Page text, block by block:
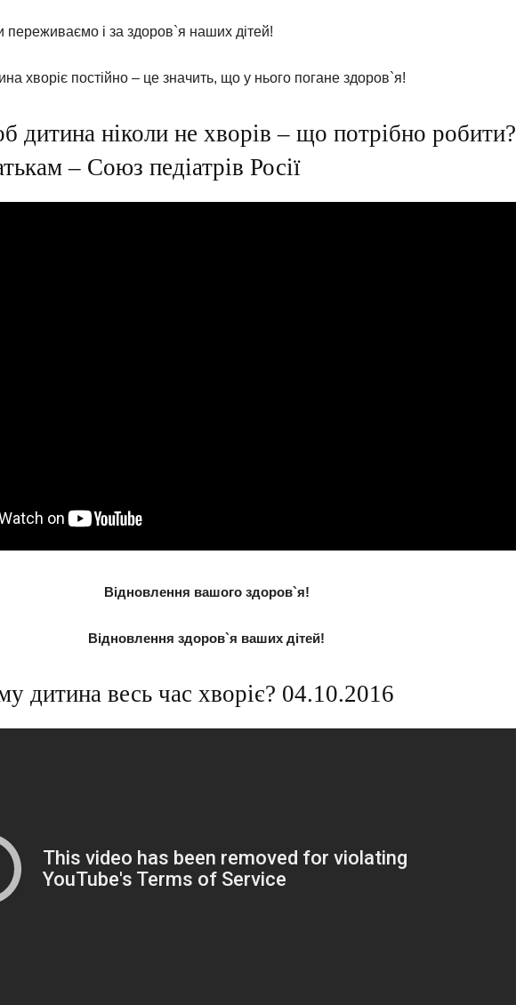
переживаємо і за здоров`я наших дітей!
хворіє постійно – це значить, що у нього погане здоров`я!
дитина ніколи не хворів – що потрібно робити?
– Союз педіатрів Росії
Відновлення вашого здоров`я!
Відновлення здоров`я ваших дітей!
дитина весь час хворіє? 04.10.2016